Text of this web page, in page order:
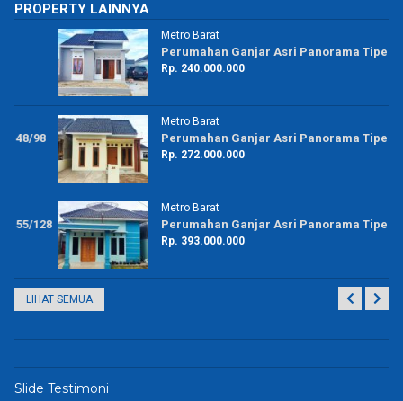
PROPERTY LAINNYA
Metro Barat
Perumahan Ganjar Asri Panorama Tipe 42/150
Rp. 240.000.000
Metro Barat
Perumahan Ganjar Asri Panorama Tipe 48/98
Rp. 272.000.000
Metro Barat
Perumahan Ganjar Asri Panorama Tipe 73/150
Rp. 393.000.000
LIHAT SEMUA
Slide Testimoni